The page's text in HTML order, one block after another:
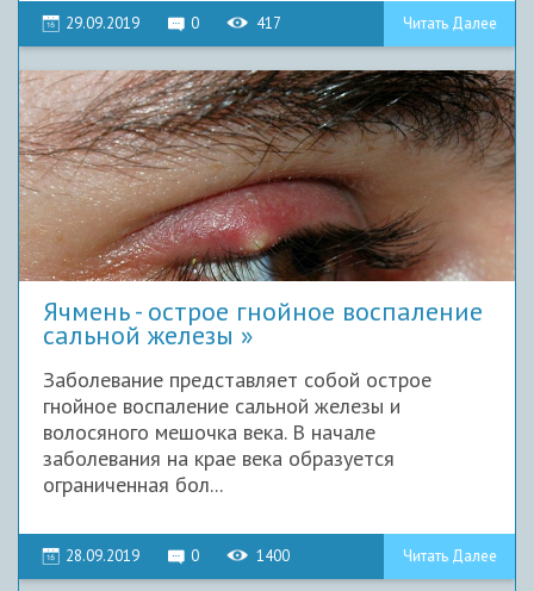
29.09.2019 0 417 Читать Далее
Ячмень - острое гнойное воспаление
сальной железы
Заболевание представляет собой острое
гнойное воспаление сальной железы и
волосяного мешочка века. В начале
заболевания на крае века образуется
ограниченная бол...
28.09.2019 0 1400 Читать Далее